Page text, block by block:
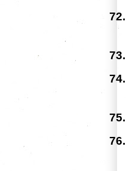
72.
73.
74.
75.
76.